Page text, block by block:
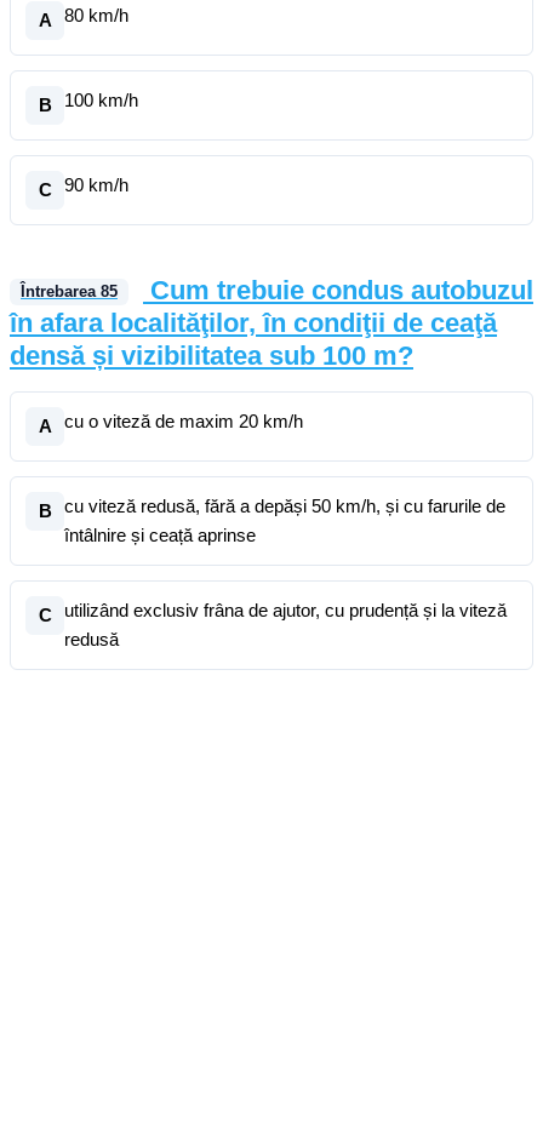
A 80 km/h
B 100 km/h
C 90 km/h
Întrebarea 85
Cum trebuie condus autobuzul
în afara localităţilor, în condiţii de ceaţă
densă și vizibilitatea sub 100 m?
A cu o viteză de maxim 20 km/h
B
cu viteză redusă, fără a depăși 50 km/h, și cu farurile de
întâlnire și ceață aprinse
C
utilizând exclusiv frâna de ajutor, cu prudență și la viteză
redusă